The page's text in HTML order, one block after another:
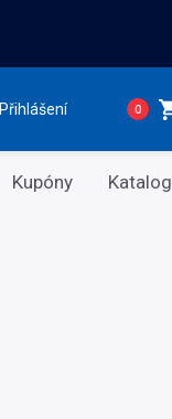
Přihlášení 0
Kupóny Katalog